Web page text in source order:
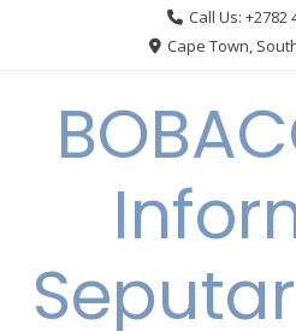
Call Us: +2782
Cape Town,